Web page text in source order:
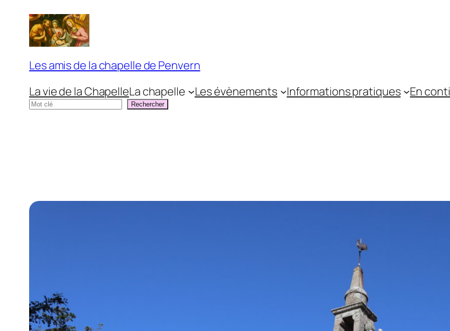
contenu
Les amis de la chapelle de Penvern
La vie de la ChapelleLa chapelle Les évènements Informations pratiques
En
Rechercher
Rechercher